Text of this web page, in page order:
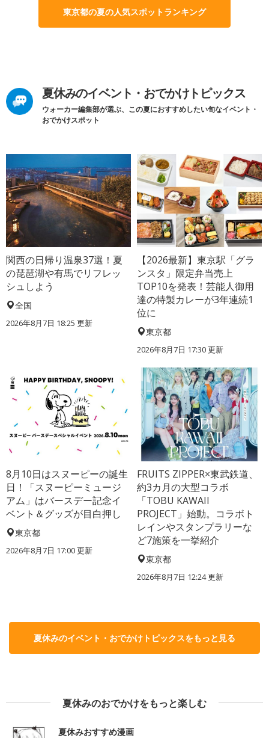
東京都の夏の人気スポットランキング
夏休みのイベント・おでかけトピックス
ウォーカー編集部が選ぶ、この夏におすすめしたい旬なイベント・
おでかけスポット
関西の日帰り温泉37選！夏
の琵琶湖や有馬でリフレッ
シュしよう
全国
2026年8月7日 18:25 更新
【2026最新】東京駅「グラ
ンスタ」限定弁当売上
TOP10を発表！芸能人御用
達の特製カレーが3年連続1
位に
東京都
2026年8月7日 17:30更新
8月10日はスヌーピーの誕生
日！「スヌーピーミュージ
アム」はバースデー記念イ
ベント＆グッズが目白押し
東京都
2026年8月7日 17:00更新
FRUITS ZIPPER×東武鉄道、
約3カ月の大型コラボ
「TOBU KAWAII
PROJECT」始動。コラボト
レインやスタンプラリーな
ど7施策を一挙紹介
東京都
2026年8月7日 12:24更新
夏休みのイベント・おでかけトピックスをもっと見る
夏休みのおでかけをもっと楽しむ
夏休みおすすめ漫画